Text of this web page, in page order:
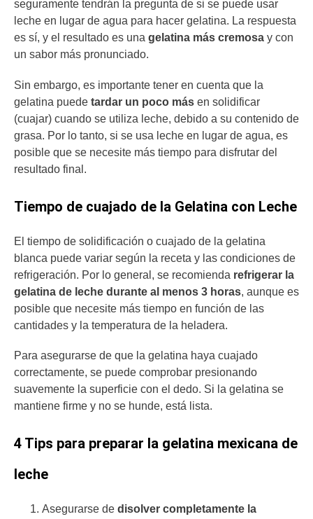
seguramente tendrán la pregunta de si se puede usar
leche en lugar de agua para hacer gelatina. La respuesta
es sí, y el resultado es una gelatina más cremosa y con
un sabor más pronunciado.
Sin embargo, es importante tener en cuenta que la
gelatina puede tardar un poco más en solidificar
(cuajar) cuando se utiliza leche, debido a su contenido de
grasa. Por lo tanto, si se usa leche en lugar de agua, es
posible que se necesite más tiempo para disfrutar del
resultado final.
Tiempo de cuajado de la Gelatina con Leche
El tiempo de solidificación o cuajado de la gelatina
blanca puede variar según la receta y las condiciones de
refrigeración. Por lo general, se recomienda refrigerar la
gelatina de leche durante al menos 3 horas, aunque es
posible que necesite más tiempo en función de las
cantidades y la temperatura de la heladera.
Para asegurarse de que la gelatina haya cuajado
correctamente, se puede comprobar presionando
suavemente la superficie con el dedo. Si la gelatina se
mantiene firme y no se hunde, está lista.
4 Tips para preparar la gelatina mexicana de
leche
Asegurarse de disolver completamente la